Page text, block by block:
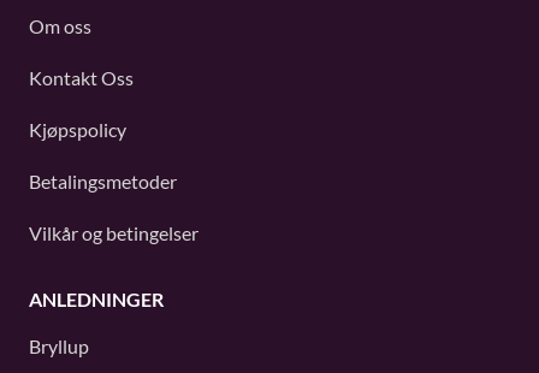
Om oss
Kontakt Oss
Kjøpspolicy
Betalingsmetoder
Vilkår og betingelser
ANLEDNINGER
Bryllup